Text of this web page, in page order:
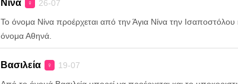
Νίνα ♀ 26-07
Το όνομα Νίνα προέρχεται από την Άγια Νίνα την
όνομα Αθηνά.
Βασιλεία ♀ 19-07